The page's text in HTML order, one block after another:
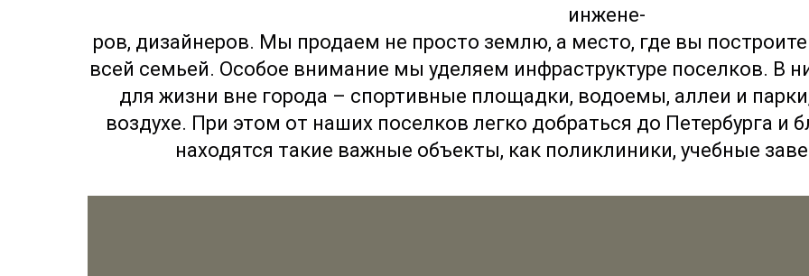
инжене-
ров, дизайнеров. Мы продаем не просто землю, а место, где вы
всей семьей. Особое внимание мы уделяем инфраструктуре поселков. В
для жизни вне города – спортивные площадки, водоемы, аллеи и
воздухе. При этом от наших поселков легко добраться до Петербурга и
находятся такие важные объекты, как поликлиники, учебные